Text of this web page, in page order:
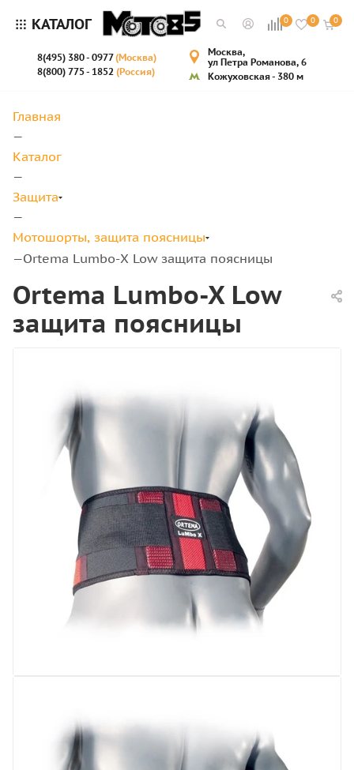
КАТАЛОГ 0 0 0
8(495) 380 - 0977(Москва)
8(800) 775 - 1852 (Россия)
Москва,
ул Петра Романова, 6
Кожуховская - 380 м
Главная
—
Каталог
—
Защита
—
Мотошорты, защита поясницы
—Ortema Lumbo-X Low защита поясницы
Ortema Lumbo-X Low
защита поясницы